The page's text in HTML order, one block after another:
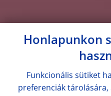
Honlapunkon
Funkcionális sütiket
preferenciák